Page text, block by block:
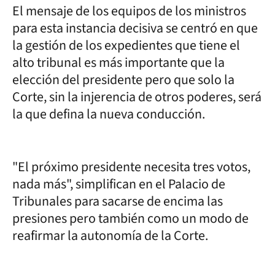
El mensaje de los equipos de los ministros
para esta instancia decisiva se centró en que
la gestión de los expedientes que tiene el
alto tribunal es más importante que la
elección del presidente pero que solo la
Corte, sin la injerencia de otros poderes, será
la que defina la nueva conducción.
"El próximo presidente necesita tres votos,
nada más", simplifican en el Palacio de
Tribunales para sacarse de encima las
presiones pero también como un modo de
reafirmar la autonomía de la Corte.